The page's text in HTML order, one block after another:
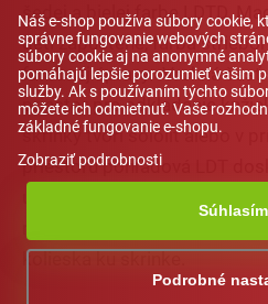
šedej a bielej farbe LDTD.
detí zapustené, farba
farebnej úpravy. Vrchná časť
priestor pre odkladanie
skrinky tvorí sololit alebo v
priestoru pohľadová LDT
kolieska ku skrinke.
Náš e-shop používa súbory cookie,
správne fungovanie webových
súbory cookie aj na anonymné
pomáhajú lepšie porozumieť vašim
služby. Ak s používaním týchto
môžete ich odmietnuť. Vaše
základné fungovanie e-shopu.
Zobraziť podrobnosti
Súhlasím
Podrobné